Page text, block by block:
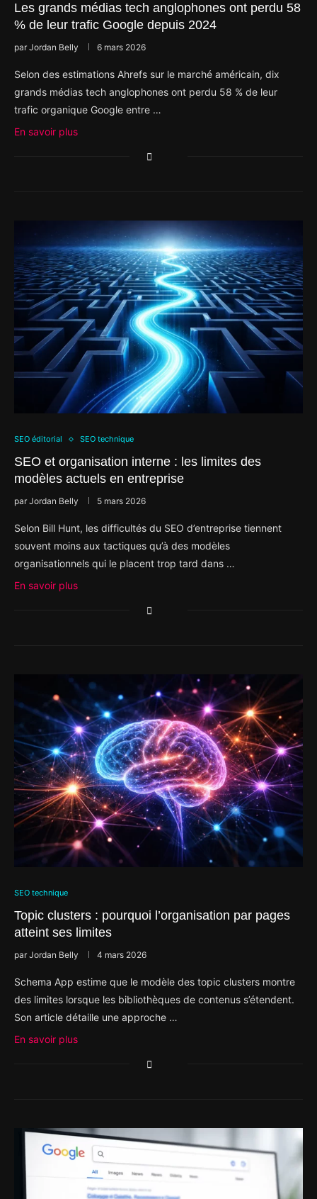
Les grands médias tech anglophones ont perdu 58
% de leur trafic Google depuis 2024
parJordan Belly 6 mars 2026
Selon des estimations Ahrefs sur le marché américain, dix
grands médias tech anglophones ont perdu 58 % de leur
trafic organique Google entre …
En savoir plus
SEO éditorial SEO technique
SEO et organisation interne : les limites des
modèles actuels en entreprise
parJordan Belly 5 mars 2026
Selon Bill Hunt, les difficultés du SEO d’entreprise tiennent
souvent moins aux tactiques qu’à des modèles
organisationnels qui le placent trop tard dans …
En savoir plus
SEO technique
Topic clusters : pourquoi l’organisation par pages
atteint ses limites
parJordan Belly 4 mars 2026
Schema App estime que le modèle des topic clusters montre
des limites lorsque les bibliothèques de contenus s’étendent.
Son article détaille une approche …
En savoir plus